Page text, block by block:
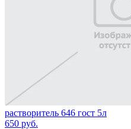
растворитель 646 гост 5л
650 руб.